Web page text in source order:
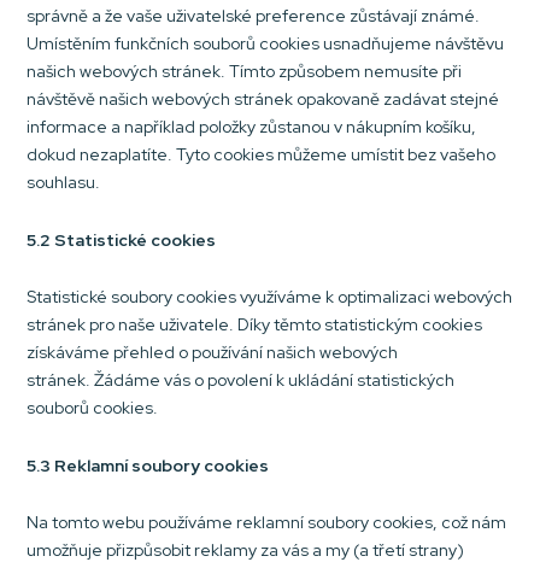
správně a že vaše uživatelské preference zůstávají známé.
Umístěním funkčních souborů cookies usnadňujeme návštěvu
našich webových stránek. Tímto způsobem nemusíte při
návštěvě našich webových stránek opakovaně zadávat stejné
informace a například položky zůstanou v nákupním košíku,
dokud nezaplatíte. Tyto cookies můžeme umístit bez vašeho
souhlasu.
5.2 Statistické cookies
Statistické soubory cookies využíváme k optimalizaci webových
stránek pro naše uživatele. Díky těmto statistickým cookies
získáváme přehled o používání našich webových
stránek. Žádáme vás o povolení k ukládání statistických
souborů cookies.
5.3 Reklamní soubory cookies
Na tomto webu používáme reklamní soubory cookies, což nám
umožňuje přizpůsobit reklamy za vás a my (a třetí strany)